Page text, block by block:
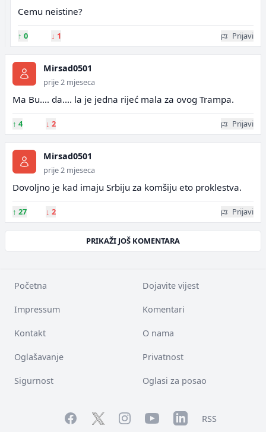
Cemu neistine?
↑ 0 ↓ 1 Prijavi
Mirsad0501
prije 2 mjeseca
Ma Bu.... da.... la je jedna rijeć mala za ovog Trampa.
↑ 4 ↓ 2 Prijavi
Mirsad0501
prije 2 mjeseca
Dovoljno je kad imaju Srbiju za komšiju eto proklestva.
↑ 27 ↓ 2 Prijavi
PRIKAŽI JOŠ KOMENTARA
Početna Dojavite vijest
Impressum Komentari
Kontakt O nama
Oglašavanje Privatnost
Sigurnost Oglasi za posao
FacebookTwitterInstagramYouTubeLinkedInRSS